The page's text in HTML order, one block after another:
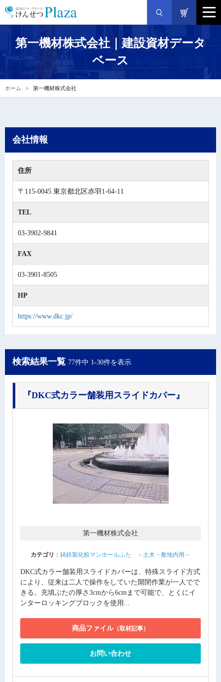
第一機材株式会社｜建設資材データ
ベース
ホーム 第一機材株式会社
会社情報
住所
〒115-0045 東京都北区赤羽1-64-11
TEL
03-3902-9841
FAX
03-3901-8505
HP
https://www.dkc.jp/
検索結果一覧 77件中 1-30件を表示
『DKC式カラー舗装用スライドカバー』
第一機材株式会社
カテゴリ ： 鋳鉄製化粧マンホールふた －土木・敷地内用－
DKC式カラー舗装用スライドカバーは、特殊スライド方式
により、従来は二人で操作をしていた開閉作業が一人でで
きる。充填ぶたの厚さ3cmから6cmまで可能で、とくにイ
ンターロッキングブロックを使用...
商品ファイル（取材記事）
お問い合わせ